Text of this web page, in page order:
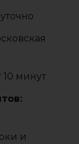
10 минут
и